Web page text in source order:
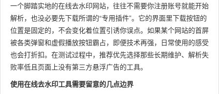
一个脚踏实地的在线去水印网站，往往不需要你注册账号就能开始
解析，也没必要先下载所谓的“专用插件”。它的界面里下载按钮的
位置是固定的，不会变化着位置引诱你误点。如果某个网站的首屏
被各类弹窗和虚假播放按钮霸占，即便技术再强，日常使用的感受
也会打折扣。在测试过程中，推荐优先选择那些长期维护、解析失
败率低且页面上没有第三方悬浮广告的工具。
使用在线去水印工具需要留意的几点边界